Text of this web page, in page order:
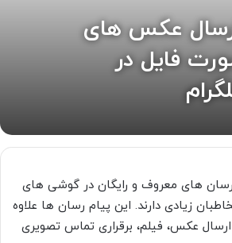
عکس های
فایل در
رسان های معروف و رایگان در گوشی های
زیادی دارند. این پیام رسان ها علاوه
ارسال عکس، فیلم، برقراری تماس تصویری